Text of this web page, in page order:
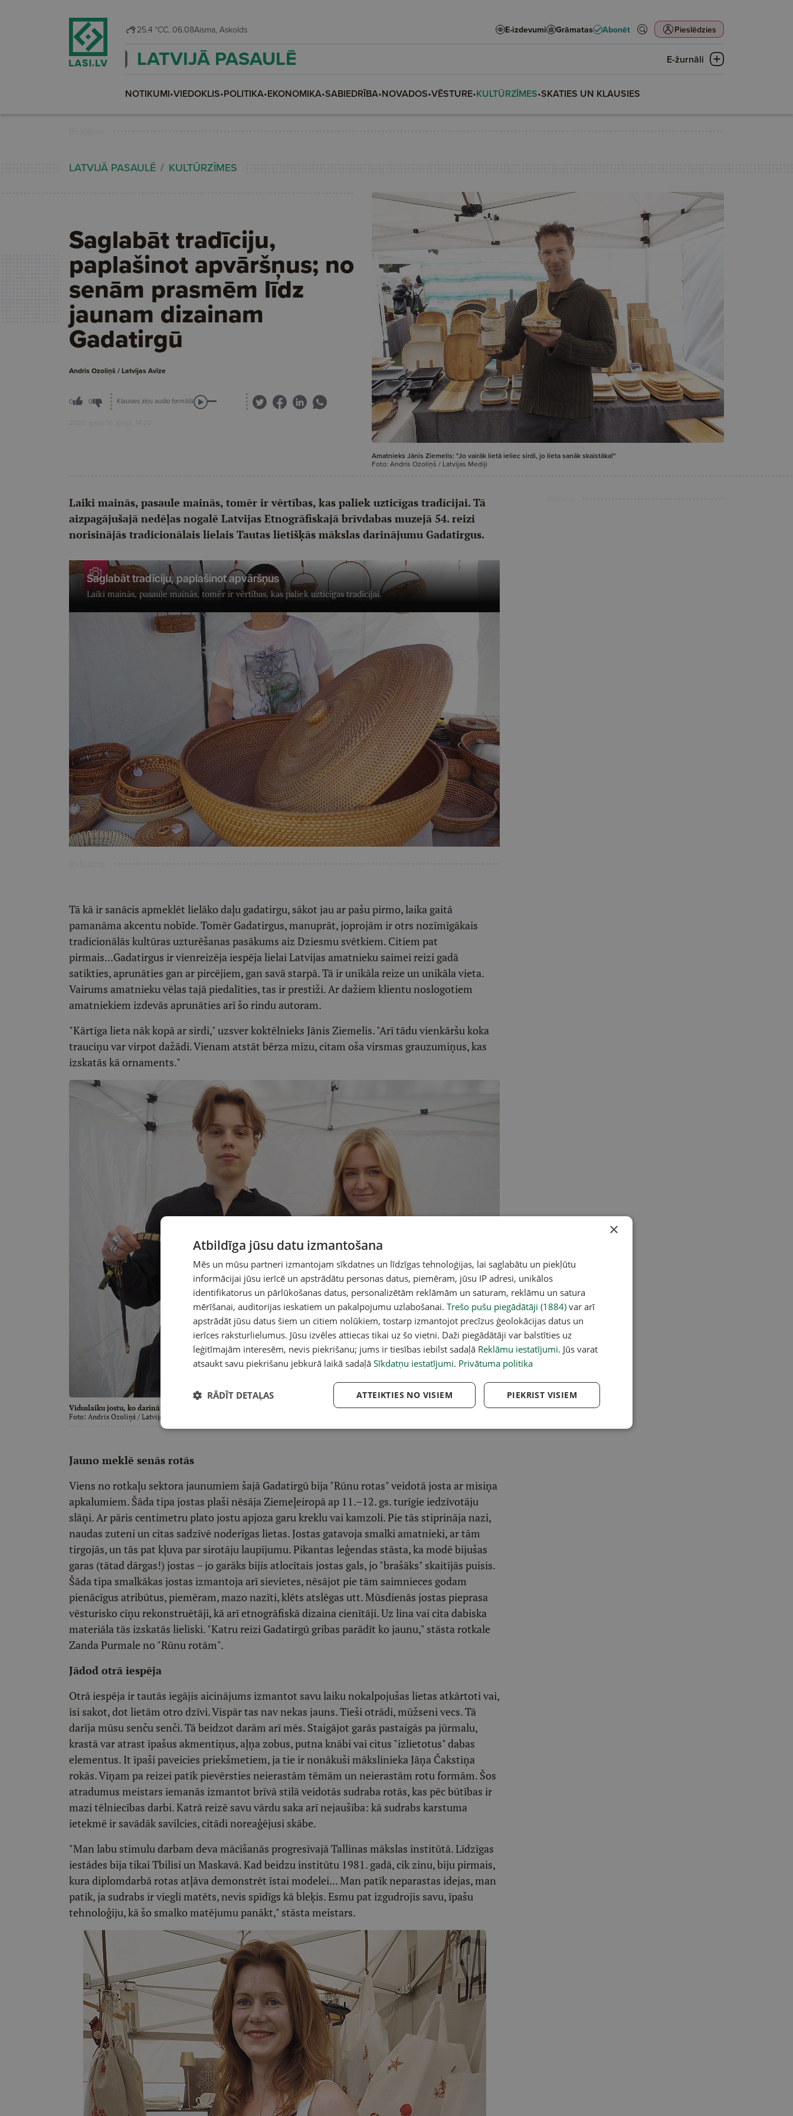
25.4 °CC. 06.08 Aisma, Askolds E-izdevumi Grāmatas Abonēt Pieslēdzies
LATVIJĀ PASAULĒ E-žurnāli
NOTIKUMI•VIEDOKLIS•POLITIKA•EKONOMIKA•SABIEDRĪBA•NOVADOS•VĒSTURE•KULTŪRZĪMES•SKATIES UN KLAUSIES
LATVIJĀ PASAULĒ KULTŪRZĪMES
Saglabāt tradīciju,
paplašinot apvāršņus; no
senām prasmēm līdz
jaunam dizainam
Gadatirgū
Andris Ozoliņš / Latvijas Avīze
0 0 Klausies ziņu audio formātā
2026. gada 16. jūnijs, 14:22
Amatnieks Jānis Ziemelis: "Jo vairāk lietā ieliec sirdi, jo lieta sanāk skaistāka!"
Foto: Andris Ozoliņš / Latvijas Mediji
Laiki mainās, pasaule mainās, tomēr ir vērtības, kas paliek uzticīgas tradīcijai. Tā
aizpagājušajā nedēļas nogalē Latvijas Etnogrāfiskajā brīvdabas muzejā 54. reizi
norisinājās tradicionālais lielais Tautas lietišķās mākslas darinājumu Gadatirgus.
+7 foto
Saglabāt tradīciju, paplašinot apvāršņus
Laiki mainās, pasaule mainās, tomēr ir vērtības, kas paliek uzticīgas tradīcijai.
Tā kā ir sanācis apmeklēt lielāko daļu gadatirgu, sākot jau ar pašu pirmo, laika gaitā
pamanāma akcentu nobīde. Tomēr Gadatirgus, manuprāt, joprojām ir otrs nozīmīgākais
tradicionālās kultūras uzturēšanas pasākums aiz Dziesmu svētkiem. Citiem pat
pirmais...Gadatirgus ir vienreizēja iespēja lielai Latvijas amatnieku saimei reizi gadā
satikties, aprunāties gan ar pircējiem, gan savā starpā. Tā ir unikāla reize un unikāla vieta.
Vairums amatnieku vēlas tajā piedalīties, tas ir prestiži. Ar dažiem klientu noslogotiem
amatniekiem izdevās aprunāties arī šo rindu autoram.
"Kārtīga lieta nāk kopā ar sirdi," uzsver koktēlnieks Jānis Ziemelis. "Arī tādu vienkāršu koka
trauciņu var virpot dažādi. Vienam atstāt bērza mizu, citam oša virsmas grauzumiņus, kas
izskatās kā ornaments."
Viduslaiku jostu, ko darinājusi "Rūnu rotu" meistare Zanda Purmale, demonstrē Valters Purmalis ar draudzeni.
Foto: Andris Ozoliņš / Latvijas Mediji
Jauno meklē senās rotās
Viens no rotkaļu sektora jaunumiem šajā Gadatirgū bija "Rūnu rotas" veidotā josta ar misiņa
apkalumiem. Šāda tipa jostas plaši nēsāja Ziemeļeiropā ap 11.–12. gs. turīgie iedzīvotāju
slāņi. Ar pāris centimetru plato jostu apjoza garu kreklu vai kamzoli. Pie tās stiprināja nazi,
naudas zuteni un citas sadzīvē noderīgas lietas. Jostas gatavoja smalki amatnieki, ar tām
tirgojās, un tās pat kļuva par sirotāju laupījumu. Pikantas leģendas stāsta, ka modē bijušas
garas (tātad dārgas!) jostas – jo garāks bijis atlocītais jostas gals, jo "brašāks" skaitījās puisis.
Šāda tipa smalkākas jostas izmantoja arī sievietes, nēsājot pie tām saimnieces godam
pienācīgus atribūtus, piemēram, mazo nazīti, klēts atslēgas utt. Mūsdienās jostas pieprasa
vēsturisko cīņu rekonstruētāji, kā arī etnogrāfiskā dizaina cienītāji. Uz lina vai cita dabiska
materiāla tās izskatās lieliski. "Katru reizi Gadatirgū gribas parādīt ko jaunu," stāsta rotkale
Zanda Purmale no "Rūnu rotām".
Jādod otrā iespēja
Otrā iespēja ir tautās iegājis aicinājums izmantot savu laiku nokalpojušas lietas atkārtoti vai,
īsi sakot, dot lietām otro dzīvi. Vispār tas nav nekas jauns. Tieši otrādi, mūžseni vecs. Tā
darīja mūsu senču senči. Tā beidzot darām arī mēs. Staigājot garās pastaigās pa jūrmalu,
krastā var atrast īpašus akmentiņus, aļņa zobus, putna knābi vai citus "izlietotus" dabas
elementus. It īpaši paveicies priekšmetiem, ja tie ir nonākuši mākslinieka Jāņa Čakstiņa
rokās. Viņam pa reizei patīk pievērsties neierastām tēmām un neierastām rotu formām. Šos
atradumus meistars iemanās izmantot brīvā stilā veidotās sudraba rotās, kas pēc būtības ir
mazi tēlniecības darbi. Katrā reizē savu vārdu saka arī nejaušība: kā sudrabs karstuma
ietekmē ir savādāk savilcies, citādi noreaģējusi skābe.
"Man labu stimulu darbam deva mācīšanās progresīvajā Tallinas mākslas institūtā. Līdzīgas
iestādes bija tikai Tbilisi un Maskavā. Kad beidzu institūtu 1981. gadā, cik zinu, biju pirmais,
kura diplomdarbā rotas atļāva demonstrēt īstai modelei... Man patīk neparastas idejas, man
patīk, ja sudrabs ir viegli matēts, nevis spīdīgs kā bleķis. Esmu pat izgudrojis savu, īpašu
tehnoloģiju, kā šo smalko matējumu panākt," stāsta meistars.
×
Atbildīga jūsu datu izmantošana
Mēs un mūsu partneri izmantojam sīkdatnes un līdzīgas tehnoloģijas, lai saglabātu un piekļūtu
informācijai jūsu ierīcē un apstrādātu personas datus, piemēram, jūsu IP adresi, unikālos
identifikatorus un pārlūkošanas datus, personalizētām reklāmām un saturam, reklāmu un satura
mērīšanai, auditorijas ieskatiem un pakalpojumu uzlabošanai. Trešo pušu piegādātāji (1884) var arī
apstrādāt jūsu datus šiem un citiem nolūkiem, tostarp izmantojot precīzus ģeolokācijas datus un
ierīces raksturlielumus. Jūsu izvēles attiecas tikai uz šo vietni. Daži piegādātāji var balstīties uz
leģitīmajām interesēm, nevis piekrišanu; jums ir tiesības iebilst sadaļā Reklāmu iestatījumi. Jūs varat
atsaukt savu piekrišanu jebkurā laikā sadaļā Sīkdatņu iestatījumi. Privātuma politika
PIEKRIST VISIEM
ATTEIKTIES NO VISIEM
RĀDĪT DETAĻAS